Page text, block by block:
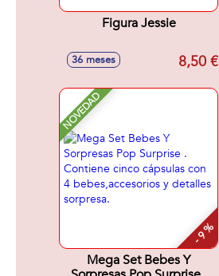
Figura Jessie
36 meses 8,50 €
NOVEDAD
- 9 %
Mega Set Bebes Y